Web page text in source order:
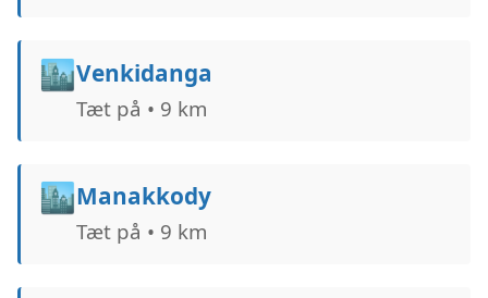
🏙️Venkidanga
Tæt på • 9 km
🏙️Manakkody
Tæt på • 9 km